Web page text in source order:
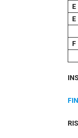
E
E
F